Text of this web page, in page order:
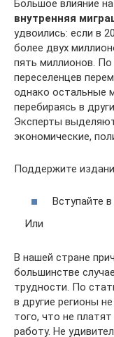
Большое влияние
внутренняя
удвоились: если в
более двух
пять миллионов.
переселенцев
однако остальные
перебираясь в
Эксперты
экономические,
Поддержите
Вступайте
Или
В нашей стране
большинстве
трудности. По
в другие регионы
того, что не
работу. Не